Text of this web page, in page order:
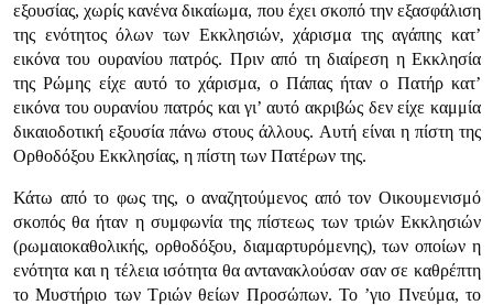
εξουσίας, χωρίς κανένα δικαίωμα, που έχει σκοπό την εξασφάλιση
της ενότητος όλων των Εκκλησιών, χάρισμα της αγάπης κατ’
εικόνα του ουρανίου πατρός. Πριν από τη διαίρεση η Εκκλησία
της Ρώμης είχε αυτό το χάρισμα, ο Πάπας ήταν ο Πατήρ κατ’
εικόνα του ουρανίου πατρός και γι’ αυτό ακριβώς δεν είχε καμμία
δικαιοδοτική εξουσία πάνω στους άλλους. Αυτή είναι η πίστη της
Ορθοδόξου Εκκλησίας, η πίστη των Πατέρων της.
Κάτω από το φως της, ο αναζητούμενος από τον Οικουμενισμό
σκοπός θα ήταν η συμφωνία της πίστεως των τριών Εκκλησιών
(ρωμαιοκαθολικής, ορθοδόξου, διαμαρτυρόμενης), των οποίων η
ενότητα και η τέλεια ισότητα θα αντανακλούσαν σαν σε καθρέπτη
το Μυστήριο των Τριών θείων Προσώπων. Το ’γιο Πνεύμα, το